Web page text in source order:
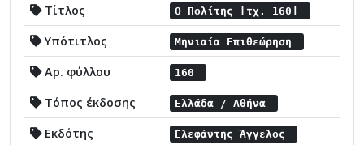
Τίτλος Ο Πολίτης [τχ. 160]
Υπότιτλος Μηνιαία Επιθεώρηση
Αρ. φύλλου 160
Τόπος έκδοσης Ελλάδα / Αθήνα
Εκδότης Ελεφάντης Άγγελος